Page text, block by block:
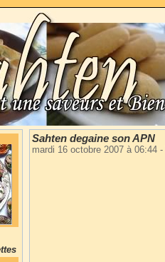
Sahten degaine son APN
mardi 16 octobre 2007 à 06:44 -